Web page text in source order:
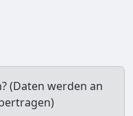
(Daten werden an